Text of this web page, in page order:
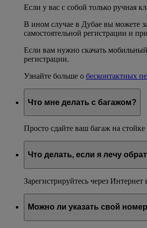
Если у вас с собой только ручная
В ином случае в Дубае вы можете
самостоятельной регистрации и
Если вам нужно скачать
регистрации.
Узнайте больше о бесконтактных
Что мне делать с багажом?
Просто сдайте ваш багаж на
Что делать, если я лечу
Зарегистрируйтесь через
Можно ли указать свой